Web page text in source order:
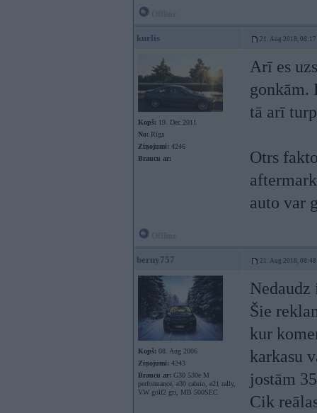
kurlis 21. Aug 2018, 08:17
Kopš: 19. Dec 2011
No: Rīga
Ziņojumi: 4246
Braucu ar:
Arī es
gonkām.
tā arī
Otrs
auto var
berny757 21. Aug 2018, 08:48
Kopš: 08. Aug 2006
Ziņojumi: 4243
Braucu ar: G30 530e M
performance, e30 cabrio, e21 rally,
VW golf2 gti, MB 500SEC
Nedaudz
Šie
kur
karkasu
jostām
Cik